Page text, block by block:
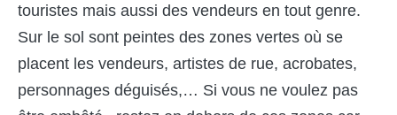
touristes mais aussi des vendeurs en tout genre.
Sur le sol sont peintes des zones vertes où se
placent les vendeurs, artistes de rue, acrobates,
personnages déguisés,… Si vous ne voulez pas